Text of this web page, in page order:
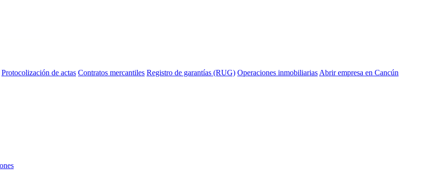
Protocolización de actas Contratos mercantiles Registro de garantías (RUG) Operaciones inmobiliarias Abrir empresa en Cancún